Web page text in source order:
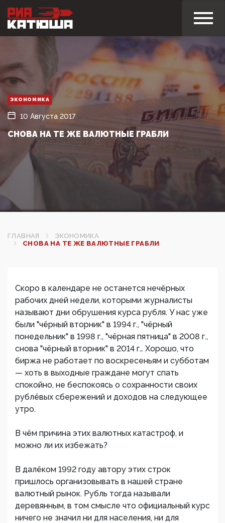
ЭКОНОМИКА
10 Августа 2017
СНОВА НА ТЕ ЖЕ ВАЛЮТНЫЕ ГРАБЛИ
ГЛАВНАЯ
ЭКОНОМИКА
СНОВА НА ТЕ ЖЕ ВАЛЮТНЫЕ ГРАБЛИ
Скоро в календаре не останется нечёрных
рабочих дней недели, которыми журналисты
называют дни обрушения курса рубля. У нас уже
были "чёрный вторник" в 1994 г., "чёрный
понедельник" в 1998 г., "чёрная пятница" в 2008 г.,
снова "чёрный вторник" в 2014 г… Хорошо, что
биржа не работает по воскресеньям и субботам
— хоть в выходные граждане могут спать
спокойно, не беспокоясь о сохранности своих
рублёвых сбережений и доходов на следующее
утро.
В чём причина этих валютных катастроф, и
можно ли их избежать?
В далёком 1992 году автору этих строк
пришлось организовывать в нашей стране
валютный рынок. Рубль тогда называли
деревянным, в том смысле что официальный курс
ничего не значил ни для населения, ни для